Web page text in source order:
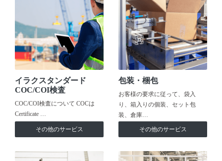
イラクスタンダード
COC/COI検査
COC/COI検査について COCは
Certificate …
その他のサービス
包装・梱包
お客様の要求に従って、袋入
り、箱入りの個装、セット包
装、倉庫…
その他のサービス